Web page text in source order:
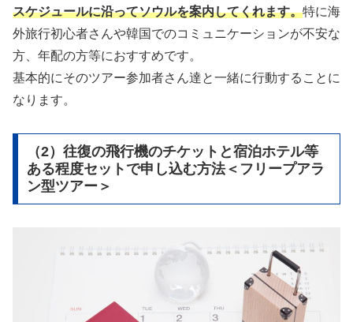
スケジュールに沿ってソウルを案内してくれます。特に海
外旅行初心者さんや韓国でのコミュニケーションが不安な
方、年配の方等におすすめです。
基本的にそのツアー参加者さん達と一緒に行動することに
なります。
（2）往復の飛行機のチケットと宿泊ホテル等
ある程度セットで申し込む方法＜フリープアラ
ン型ツアー＞